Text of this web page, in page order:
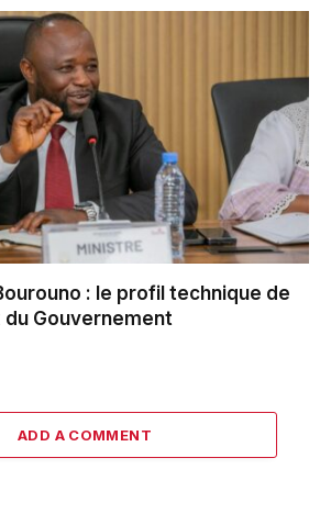
: le profil technique de
du Gouvernement
ADD A COMMENT